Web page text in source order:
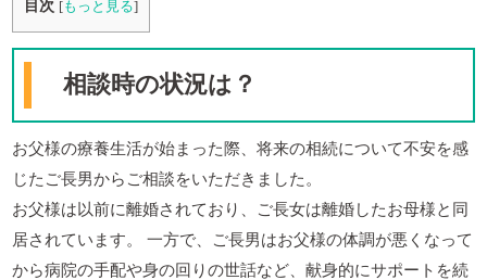
目次 [もっと見る]
相談時の状況は？
お父様の療養生活が始まった際、将来の相続について不安を感
じたご長男からご相談をいただきました。
お父様は以前に離婚されており、ご長女は離婚したお母様と同
居されています。 一方で、ご長男はお父様の体調が悪くなって
から病院の手配や身の回りの世話など、献身的にサポートを続